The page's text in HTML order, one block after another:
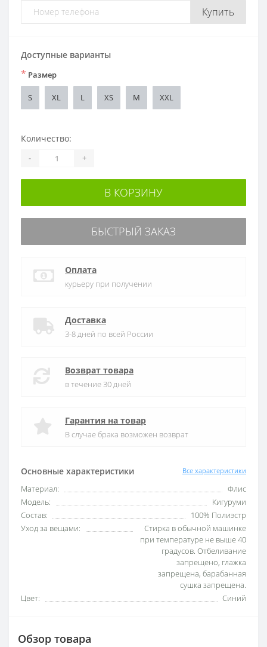
Купить
Основные характеристики Все характеристики
Материал:
Флис
Модель:
Кигуруми
Состав:
100% Полиэстр
Уход за вещами:
Стирка в обычной машинке
при температуре не выше 40
градусов. Отбеливание
запрещено, глажка
запрещена, барабанная
сушка запрещена.
Цвет:
Синий
Доступные варианты
* Размер
S XL L XS M XXL
Количество:
- +
В КОРЗИНУ
БЫСТРЫЙ ЗАКАЗ
Оплата
курьеру при получении
Доставка
3-8 дней по всей России
Возврат товара
в течение 30 дней
Гарантия на товар
В случае брака возможен возврат
Обзор товара